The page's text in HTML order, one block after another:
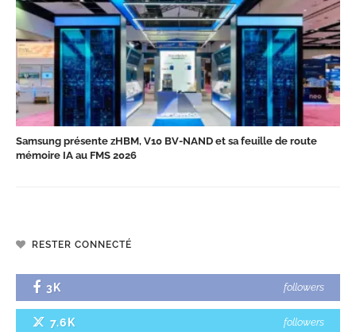
Samsung présente zHBM, V10 BV-NAND et sa feuille de route
mémoire IA au FMS 2026
RESTER CONNECTÉ
3K followers
7.6K followers